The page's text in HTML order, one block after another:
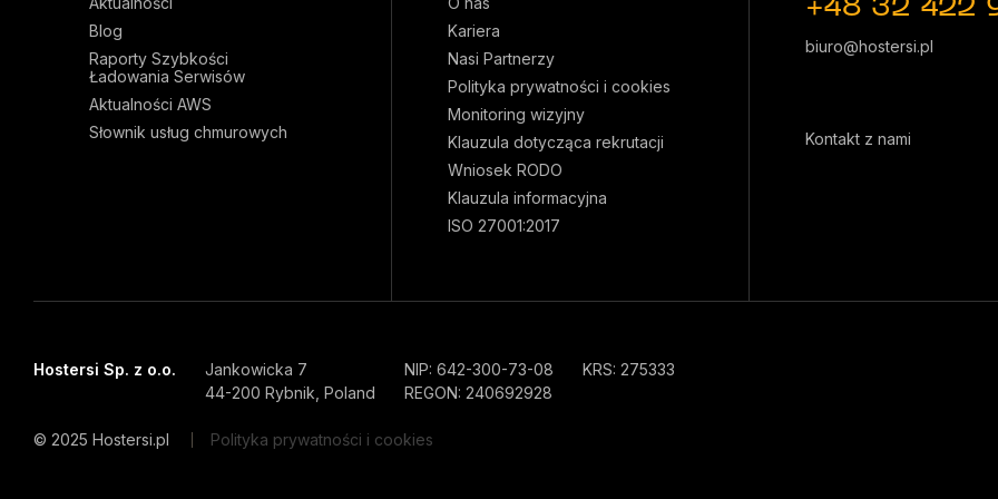
Blog
Raporty Szybkości
Ładowania Serwisów
Aktualności AWS
Słownik usług chmurowych
Kariera
Nasi Partnerzy
Polityka prywatności i cookies
Monitoring wizyjny
Klauzula dotycząca rekrutacji
Wniosek RODO
Klauzula informacyjna
ISO 27001:2017
+48 32 422
biuro@hostersi.pl
Kontakt z nami
Hostersi Sp. z o.o.
Jankowicka 7
44-200 Rybnik, Poland
NIP: 642-300-73-08
REGON: 240692928
KRS: 275333
© 2025 Hostersi.pl Polityka prywatności i cookies